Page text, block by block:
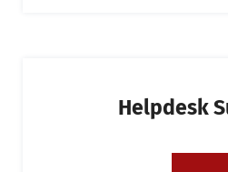
Helpdesk